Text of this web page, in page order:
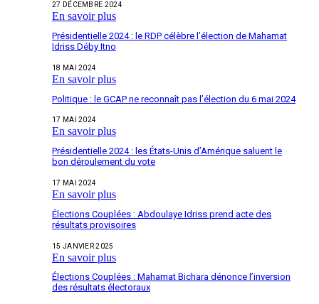
27 DÉCEMBRE 2024
En savoir plus
Présidentielle 2024 : le RDP célèbre l’élection de Mahamat
Idriss Déby Itno
18 MAI 2024
En savoir plus
Politique : le GCAP ne reconnaît pas l’élection du 6 mai 2024
17 MAI 2024
En savoir plus
Présidentielle 2024 : les États-Unis d’Amérique saluent le
bon déroulement du vote
17 MAI 2024
En savoir plus
Élections Couplées : Abdoulaye Idriss prend acte des
résultats provisoires
15 JANVIER 2025
En savoir plus
Élections Couplées : Mahamat Bichara dénonce l’inversion
des résultats électoraux